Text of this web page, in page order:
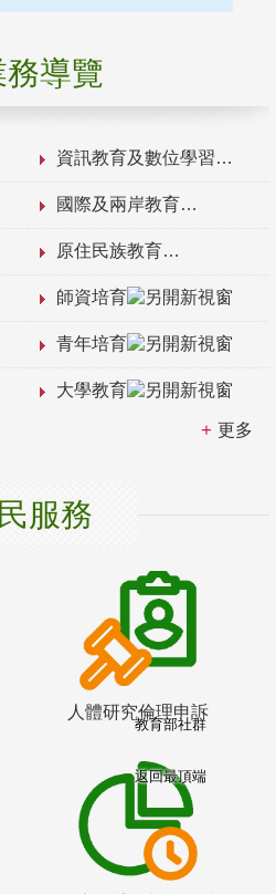
務導覽
資訊教育及數位學習
國際及兩岸教育
原住民族教育
師資培育
青年培育
大學教育
更多
服務
人體研究倫理申訴
教育部社群
返回最頂端